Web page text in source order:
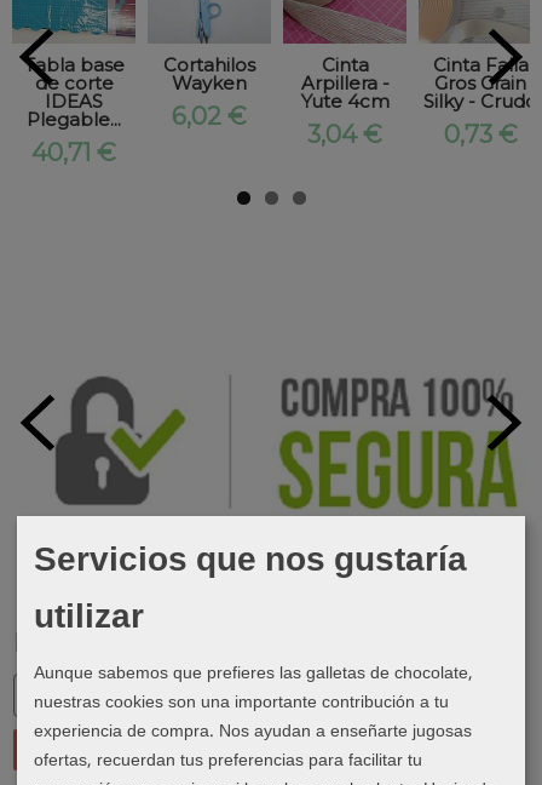
Tabla base
de corte
IDEAS
Plegable...
40,71 €
Cortahilos
Wayken
6,02 €
Cinta
Arpillera -
Yute 4cm
3,04 €
Cinta Falla
Gros Grain
Silky - Crudo
0,73 €
Servicios que nos gustaría
utilizar
Aunque sabemos que prefieres las galletas de chocolate,
nuestras cookies son una importante contribución a tu
experiencia de compra. Nos ayudan a enseñarte jugosas
ofertas, recuerdan tus preferencias para facilitar tu